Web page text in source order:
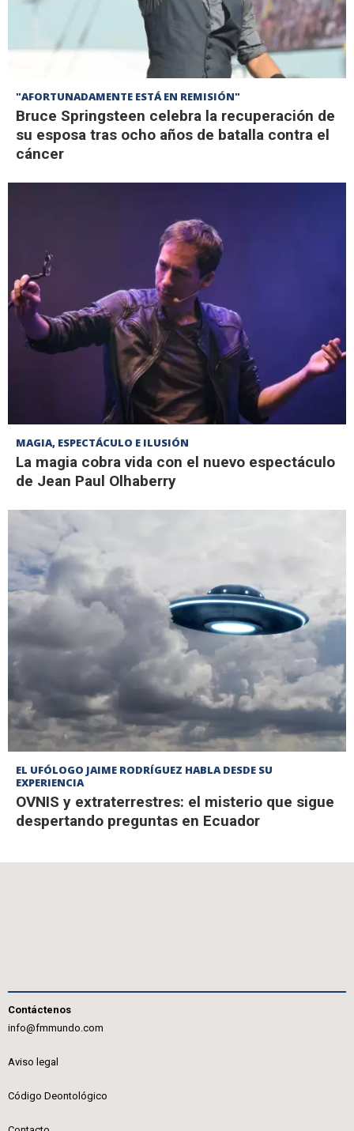
"AFORTUNADAMENTE ESTÁ EN REMISIÓN"
Bruce Springsteen celebra la recuperación de
su esposa tras ocho años de batalla contra el
cáncer
MAGIA, ESPECTÁCULO E ILUSIÓN
La magia cobra vida con el nuevo espectáculo
de Jean Paul Olhaberry
EL UFÓLOGO JAIME RODRÍGUEZ HABLA DESDE SU
EXPERIENCIA
OVNIS y extraterrestres: el misterio que sigue
despertando preguntas en Ecuador
Contáctenos
info@fmmundo.com
Aviso legal
Código Deontológico